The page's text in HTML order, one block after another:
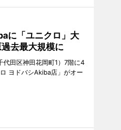
に「ユニクロ」大
去最大規模に
代田区神田花岡町1）7階に4
ヨドバシAkiba店」がオー